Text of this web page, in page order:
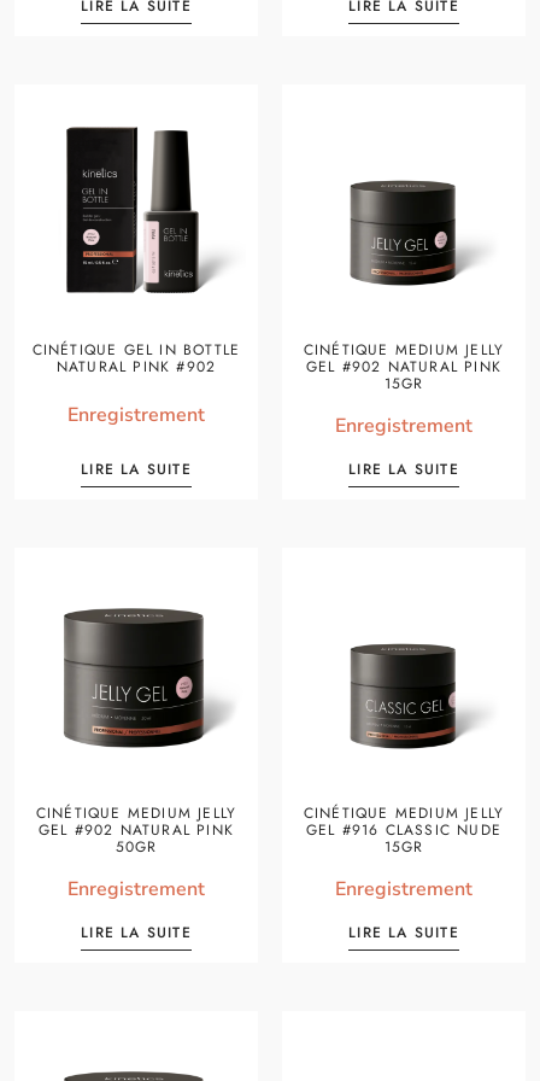
LIRE LA SUITE LIRE LA SUITE
CINÉTIQUE GEL IN BOTTLE
NATURAL PINK #902
Enregistrement
LIRE LA SUITE
CINÉTIQUE MEDIUM JELLY
GEL #902 NATURAL PINK
15GR
Enregistrement
LIRE LA SUITE
CINÉTIQUE MEDIUM JELLY
GEL #902 NATURAL PINK
50GR
Enregistrement
LIRE LA SUITE
CINÉTIQUE MEDIUM JELLY
GEL #916 CLASSIC NUDE
15GR
Enregistrement
LIRE LA SUITE